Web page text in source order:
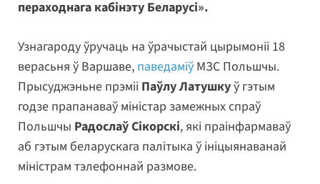
пераходнага кабінэту Беларусі».
Узнагароду ўручаць на ўрачыстай цырымоніі 18
верасьня ў Варшаве, паведаміў МЗС Польшчы.
Прысуджэньне прэміі Паўлу Латушкуў гэтым
годзе прапанаваў міністар замежных спраў
Польшчы Радослаў Сікорскі, які праінфармаваў
аб гэтым беларускага палітыка ў ініцыянаванай
міністрам тэлефоннай размове.